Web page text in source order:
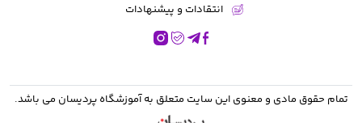
انتقادات و پیشنهادات
تمام حقوق مادی و معنوی این سایت متعلق بهآموزشگاه پردیسان می باشد.